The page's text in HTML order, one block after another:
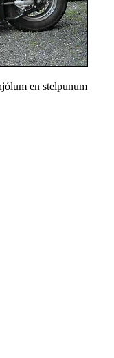
en stelpunum